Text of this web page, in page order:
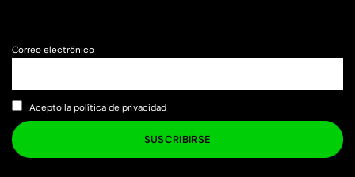
Correo electrónico
Acepto la política de privacidad